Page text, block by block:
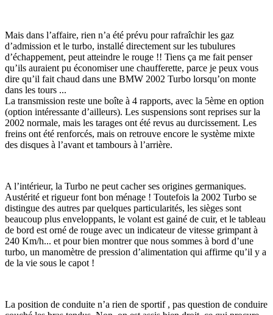
Mais dans l’affaire, rien n’a été prévu pour rafraîchir les gaz
d’admission et le turbo, installé directement sur les tubulures
d’échappement, peut atteindre le rouge !! Tiens ça me fait penser
qu’ils auraient pu économiser une chaufferette, parce je peux vous
dire qu’il fait chaud dans une BMW 2002 Turbo lorsqu’on monte
dans les tours ...
La transmission reste une boîte à 4 rapports, avec la 5ème en option
(option intéressante d’ailleurs). Les suspensions sont reprises sur la
2002 normale, mais les tarages ont été revus au durcissement. Les
freins ont été renforcés, mais on retrouve encore le système mixte
des disques à l’avant et tambours à l’arrière.
A l’intérieur, la Turbo ne peut cacher ses origines germaniques.
Austérité et rigueur font bon ménage ! Toutefois la 2002 Turbo se
distingue des autres par quelques particularités, les sièges sont
beaucoup plus enveloppants, le volant est gainé de cuir, et le tableau
de bord est orné de rouge avec un indicateur de vitesse grimpant à
240 Km/h... et pour bien montrer que nous sommes à bord d’une
turbo, un manomètre de pression d’alimentation qui affirme qu’il y a
de la vie sous le capot !
La position de conduite n’a rien de sportif , pas question de conduire